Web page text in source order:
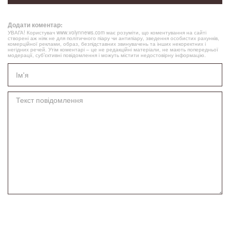
Додати коментар:
УВАГА! Користувач www.volynnews.com має розуміти, що коментування на сайті
створені аж ніяк не для політичного піару чи антипіару, зведення особистих рахунків,
комерційної реклами, образ, безпідставних звинувачень та інших некоректних і
негідних речей. Утім коментарі – це не редакційні матеріали, не мають попередньої
модерації, суб’єктивні повідомлення і можуть містити недостовірну інформацію.